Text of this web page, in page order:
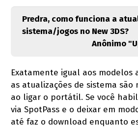
Predra, como funciona a
sistema/jogos no New 3DS?
Anônimo
Exatamente igual aos modelos
as atualizações de sistema são
ao ligar o portátil. Se você
via SpotPass e o deixar em
até faz o download enquanto